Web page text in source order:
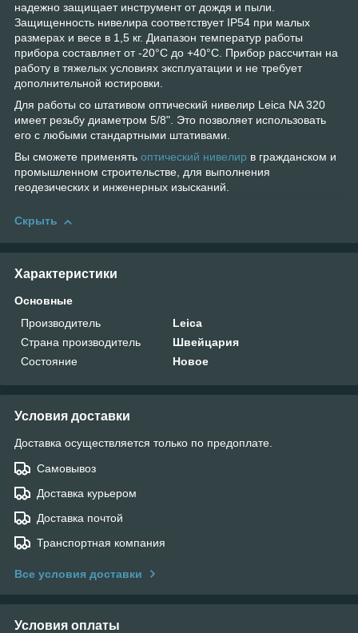
надежно защищает инструмент от дождя и пыли.
Защищенность нивелира соответствует IP54 при малых
размерах и весе в 1,5 кг. Диапазон температур работы
прибора составляет от -20°С до +40°С. Прибор рассчитан на
работу в тяжелых условиях эксплуатации и не требует
дополнительной юстировки.
Для работы со штативом оптический нивелир Leica NA 320
имеет резьбу диаметром 5/8". Это позволяет использовать
его с любыми стандартными штативами.
Вы сможете применять оптический нивелир в гражданском и
промышленном строительстве, для выполнения
геодезических и инженерных изысканий.
Скрыть
Характеристики
Основные
Производитель
Leica
Страна производитель
Швейцария
Состояние
Новое
Условия доставки
Доставка осуществляется только по предоплате.
Самовывоз
Доставка курьером
Доставка почтой
Транспортная компания
Все условия доставки
Условия оплаты